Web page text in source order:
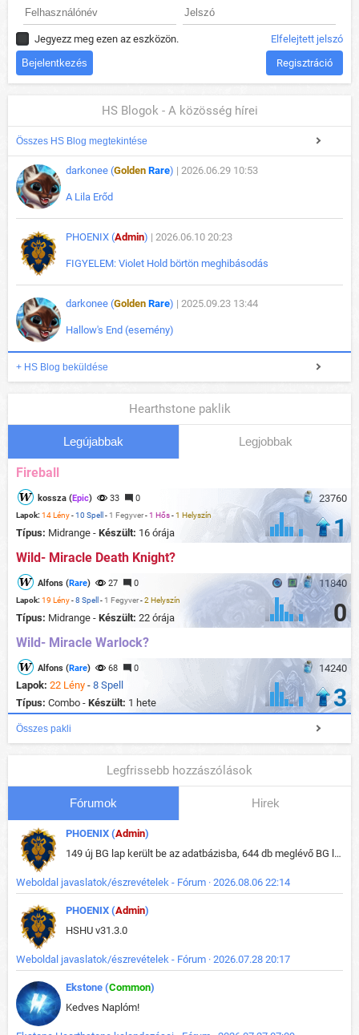
Jegyezz meg ezen az eszközön. Elfelejtett jelszó
Regisztráció
HS Blogok - A közösség hírei
Összes HS Blog megtekintése
darkonee (Golden Rare) | 2026.06.29 10:53
A Lila Erőd
PHOENIX (Admin) | 2026.06.10 20:23
FIGYELEM: Violet Hold börtön meghibásodás
darkonee (Golden Rare) | 2025.09.23 13:44
Hallow's End (esemény)
+ HS Blog beküldése
Hearthstone paklik
Legújabbak Legjobbak
Fireball
23760
kossza (Epic) 33 0
Lapok: 14 Lény-10 Spell - 1 Fegyver-1 Hős-1 Helyszín
Típus: Midrange - Készült: 16 órája 1
Wild- Miracle Death Knight?
11840
Alfons (Rare) 27 0
Lapok: 19 Lény-8 Spell - 1 Fegyver-2 Helyszín
Típus: Midrange - Készült: 22 órája 0
Wild- Miracle Warlock?
14240
Alfons (Rare) 68 0
Lapok: 22 Lény - 8 Spell
Típus: Combo - Készült: 1 hete 3
Összes pakli
Legfrissebb hozzászólások
Fórumok Hirek
PHOENIX (Admin)
149 új BG lap került be az adatbázisba, 644 db meglévő BG lap módosult, bekerültek az új képek a megváltozott lapokhoz is.
Weboldal javaslatok/észrevételek - Fórum · 2026.08.06 22:14
PHOENIX (Admin)
HSHU v31.3.0
Weboldal javaslatok/észrevételek - Fórum · 2026.07.28 20:17
Ekstone (Common)
Kedves Naplóm!